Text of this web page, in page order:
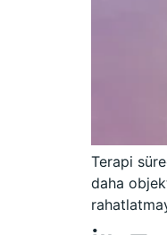
Terapi
daha